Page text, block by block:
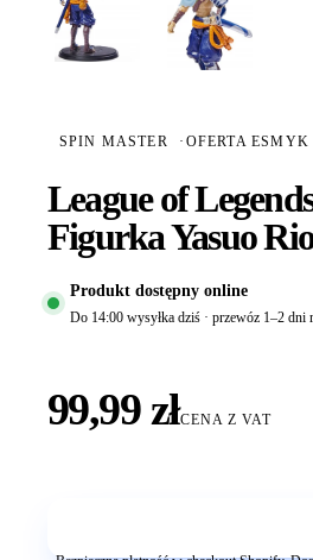
SPIN MASTER · OFERTA ESMYK
League of
Figurka Yasuo
Produkt dostępny online
Do 14:00 wysyłka dziś · przewóz 1–2 dni
99,99 złCENA Z VAT